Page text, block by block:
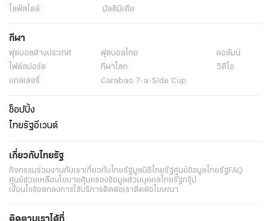
ไลฟ์สไตล์
มัลติมีเดีย
กีฬา
ฟุตบอลต่่างประเทศ ฟุตบอลไทย
คอลัมน์
ไฟต์สปอร์ต
กีฬาโลก
วิดีโอ
แกลเลอรี่
Carabao 7-a-Side Cup
ช็อปปิ้ง
ไทยรัฐอีเวนต์
เกี่ยวกับไทยรัฐ
กิจกรรมร่วมงานกับเราเกี่ยวกับไทยรัฐมูลนิธิไทยรัฐศูนย์ข้อมูลไทยรัฐFAQ
ศูนย์ช่วยเหลือนโยบายคุ้มครองข้อมูลส่วนบุคคลไทยรัฐกรุ๊ป
เงื่อนไขข้อตกลงการใช้บริการติดต่อเราติดต่อโฆษณา